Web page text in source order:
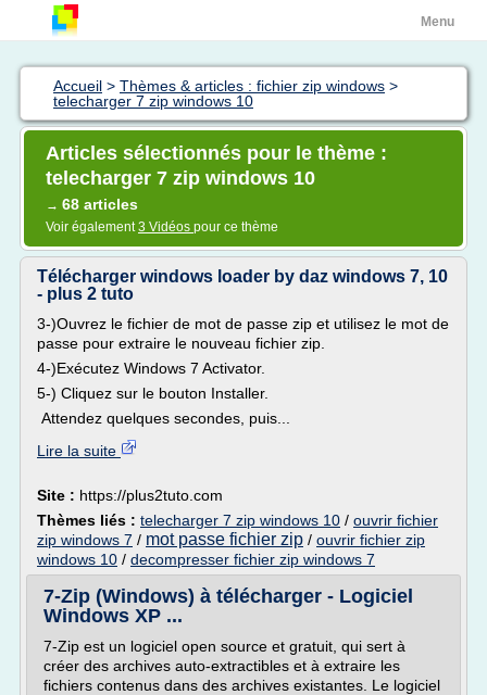
Menu
Accueil > Thèmes & articles : fichier zip windows >
telecharger 7 zip windows 10
Articles sélectionnés pour le thème :
telecharger 7 zip windows 10
→ 68 articles
Voir également3 Vidéos pour ce thème
Télécharger windows loader by daz windows 7, 10
- plus 2 tuto
3-)Ouvrez le fichier de mot de passe zip et utilisez le mot de
passe pour extraire le nouveau fichier zip.
4-)Exécutez Windows 7 Activator.
5-) Cliquez sur le bouton Installer.
Attendez quelques secondes, puis...
Lire la suite
Site : https://plus2tuto.com
Thèmes liés : telecharger 7 zip windows 10 / ouvrir fichier
zip windows 7 / mot passe fichier zip / ouvrir fichier zip
windows 10 / decompresser fichier zip windows 7
7-Zip (Windows) à télécharger - Logiciel
Windows XP ...
7-Zip est un logiciel open source et gratuit, qui sert à
créer des archives auto-extractibles et à extraire les
fichiers contenus dans des archives existantes. Le logiciel